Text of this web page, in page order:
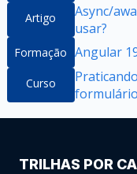
Artigo
Async/
usar?
Formação Angular
Curso
TRILHAS POR